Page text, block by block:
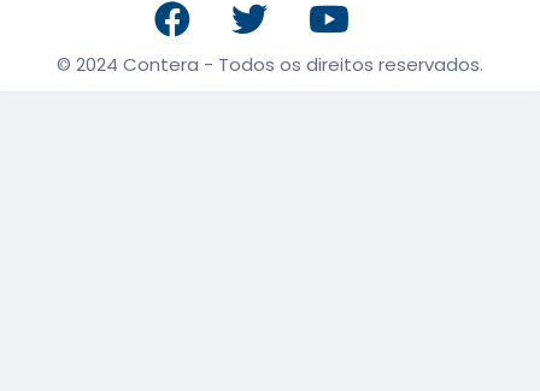
© 2024 Contera - Todos os direitos reservados.